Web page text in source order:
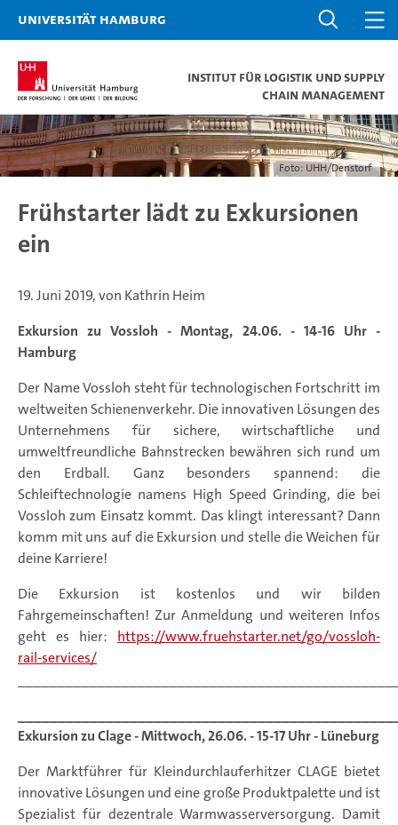
Universität Hamburg
Institut für Logistik und Supply
Chain Management
Foto: UHH/Denstorf
Frühstarter lädt zu Exkursionen
ein
19. Juni 2019, von Kathrin Heim
Exkursion zu Vossloh - Montag, 24.06. - 14-16 Uhr -
Hamburg
Der Name Vossloh steht für technologischen Fortschritt im
weltweiten Schienenverkehr. Die innovativen Lösungen des
Unternehmens für sichere, wirtschaftliche und
umweltfreundliche Bahnstrecken bewähren sich rund um
den Erdball. Ganz besonders spannend: die
Schleiftechnologie namens High Speed Grinding, die bei
Vossloh zum Einsatz kommt. Das klingt interessant? Dann
komm mit uns auf die Exkursion und stelle die Weichen für
deine Karriere!
Die Exkursion ist kostenlos und wir bilden
Fahrgemeinschaften! Zur Anmeldung und weiteren Infos
geht es hier: https://www.fruehstarter.net/go/vossloh-
rail-services/
Exkursion zu Clage - Mittwoch, 26.06. - 15-17 Uhr - Lüneburg
Der Marktführer für Kleindurchlauferhitzer CLAGE bietet
innovative Lösungen und eine große Produktpalette und ist
Spezialist für dezentrale Warmwasserversorgung. Damit